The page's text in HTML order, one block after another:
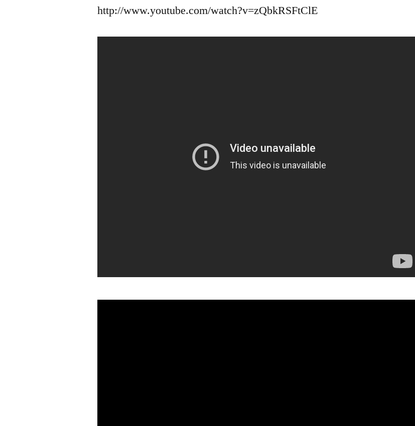
http://www.youtube.com/watch?v=zQbkRSFtClE